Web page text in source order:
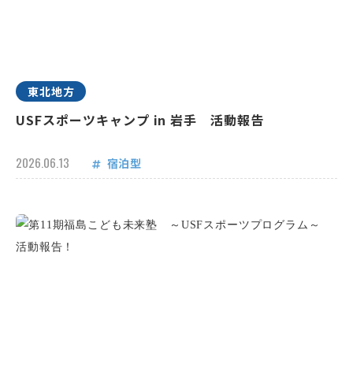
東北地方
USFスポーツキャンプ in 岩手 活動報告
2026.06.13 宿泊型